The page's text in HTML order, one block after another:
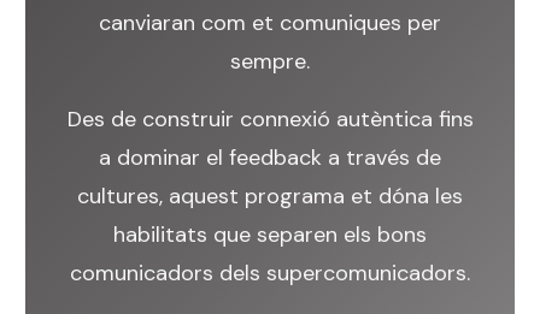
canviaran com et comuniques per
sempre.
Des de construir connexió autèntica fins
a dominar el feedback a través de
cultures, aquest programa et dóna les
habilitats que separen els bons
comunicadors dels supercomunicadors.